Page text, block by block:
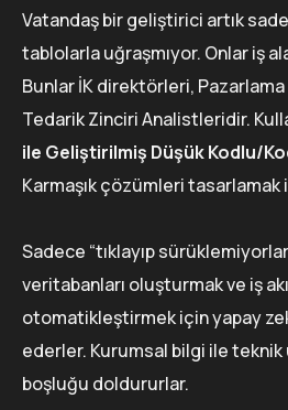
Vatandaş bir geliştirici artık
tablolarla uğraşmıyor. Onlar iş
Bunlar İK direktörleri, Pazarlama
Tedarik Zinciri Analistleridir.
ile Geliştirilmiş Düşük Kodlu/
Karmaşık çözümleri
Sadece “tıklayıp
veritabanları oluşturmak ve iş
otomatikleştirmek için yapay
ederler. Kurumsal bilgi ile teknik
boşluğu doldururlar.